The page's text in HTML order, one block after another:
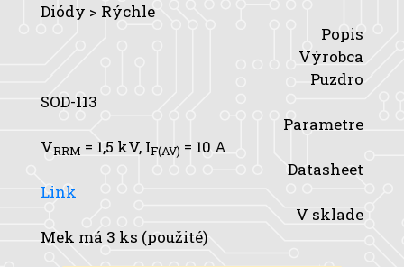
Diódy > Rýchle
Popis
Výrobca
Puzdro
SOD-113
Parametre
VRRM = 1,5 kV, IF(AV) = 10 A
Datasheet
Link
V sklade
Mek má 3 ks (použité)